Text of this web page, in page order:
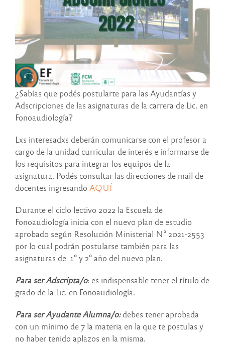
¿Sabías que podés postularte para las Ayudantías y
Adscripciones de las asignaturas de la carrera de Lic. en
Fonoaudiología?
Lxs interesadxs deberán comunicarse con el profesor a
cargo de la unidad curricular de interés e informarse de
los requisitos para integrar los equipos de la
asignatura. Podés consultar las direcciones de mail de
docentes ingresando AQUÍ
Durante el ciclo lectivo 2022 la Escuela de
Fonoaudiología inicia con el nuevo plan de estudio
aprobado según Resolución Ministerial N° 2021-2553
por lo cual podrán postularse también para las
asignaturas de 1° y 2° año del nuevo plan.
Para ser Adscripta/o: es indispensable tener el título de
grado de la Lic. en Fonoaudiología.
Para ser Ayudante Alumna/o:debes tener aprobada
con un mínimo de 7 la materia en la que te postulas y
no haber tenido aplazos en la misma.